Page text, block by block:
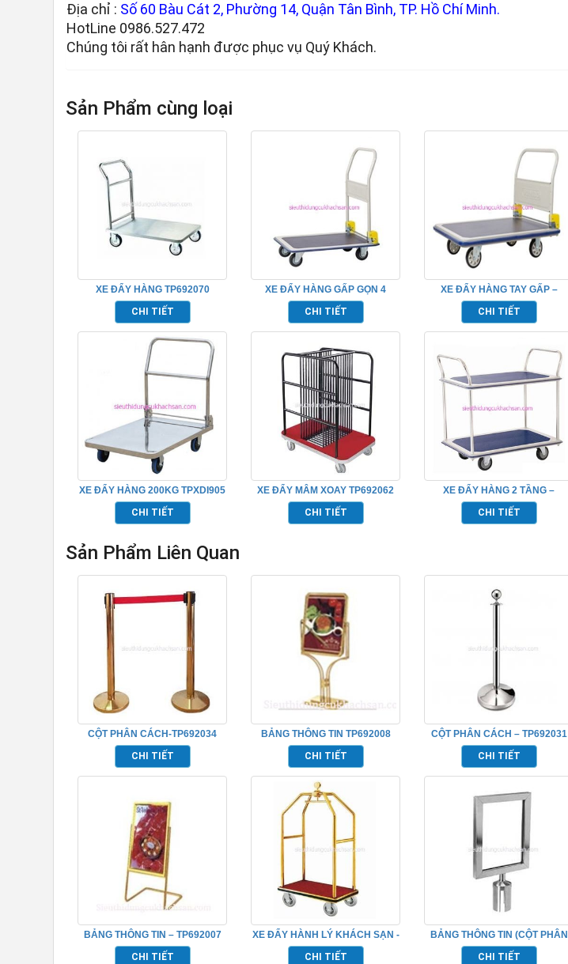
Địa chỉ : Số 60 Bàu Cát 2, Phường 14, Quận Tân Bình, TP. Hồ Chí Minh.
HotLine 0986.527.472
Chúng tôi rất hân hạnh được phục vụ Quý Khách.
Sản Phẩm cùng loại
XE ĐẨY HÀNG TP692070
CHI TIẾT
XE ĐẨY HÀNG GẤP GỌN 4
BÁNH – TPXCH002
CHI TIẾT
XE ĐẨY HÀNG TAY GẤP –
TPXCH003
CHI TIẾT
XE ĐẨY HÀNG 200KG TPXDI905
CHI TIẾT
XE ĐẨY MÂM XOAY TP692062
CHI TIẾT
XE ĐẨY HÀNG 2 TẦNG –
TPXCH004
CHI TIẾT
Sản Phẩm Liên Quan
CỘT PHÂN CÁCH-TP692034
CHI TIẾT
BẢNG THÔNG TIN TP692008
CHI TIẾT
CỘT PHÂN CÁCH – TP692031
CHI TIẾT
BẢNG THÔNG TIN – TP692007
CHI TIẾT
XE ĐẨY HÀNH LÝ KHÁCH SẠN -
TP692052
CHI TIẾT
BẢNG THÔNG TIN (CỘT PHÂN
CÁCH)-TP692048
CHI TIẾT